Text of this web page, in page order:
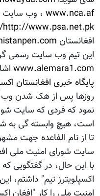
www.nca.af ، وب سایت
http://www.psa.net.pk/
افغانستان
این تیم وب سایت رسمی
www.alemara1.com
پایگاه خبری افغانستان
روزها پس از هک شدن وب
نمود که فردی که سایت
است، هیچ وابسته گی به
تا از نام الفاعده جهت
سایت شورای امنیت ملی
با این حال، در گفتگویی
اکسپلویترز تیم"
امنیت ملی را کار "افغان